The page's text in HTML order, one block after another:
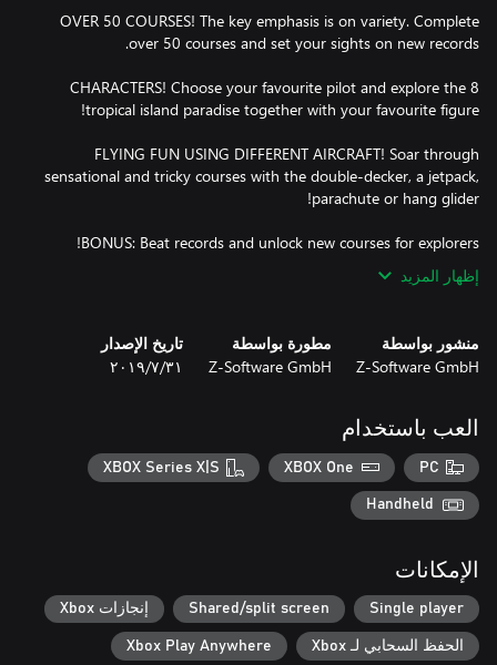
OVER 50 COURSES! The key emphasis is on variety. Complete
8 CHARACTERS! Choose your favourite pilot and explore the
FLYING FUN USING DIFFERENT AIRCRAFT! Soar through
sensational and tricky courses with the double-decker, a jetpack,
BONUS: Beat records and unlock new courses for explorers!
إظهار المزيد
منشور بواسطة
Z-Software GmbH
مطورة بواسطة
Z-Software GmbH
تاريخ الإصدار
٣١‏/٧‏/٢٠١٩
العب باستخدام
PC
XBOX One
XBOX Series X|S
Handheld
الإمكانات
Single player
Shared/split screen إنجازات Xbox
الحفظ السحابي لـ Xbox Xbox Play Anywhere